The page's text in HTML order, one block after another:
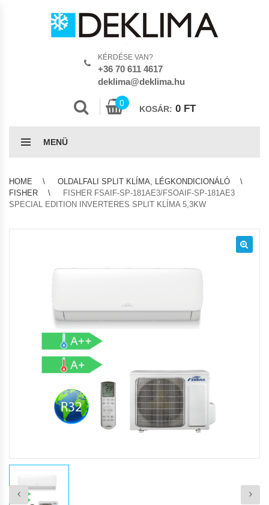
KÉRDÉSE VAN?
+36 70 611 4617
deklima@deklima.hu
0
KOSÁR: 0 FT
MENÜ
HOME
OLDALFALI SPLIT KLÍMA, LÉGKONDICIONÁLÓ
FISHER
FISHER FSAIF-SP-181AE3/FSOAIF-SP-181AE3
SPECIAL EDITION INVERTERES SPLIT KLÍMA 5,3KW